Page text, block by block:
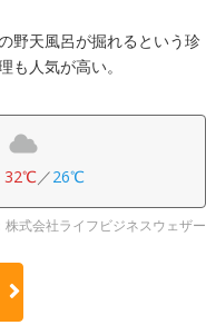
野天風呂が掘れるという珍
人気が高い。
32℃／26℃
株式会社ライフビジネスウェザー